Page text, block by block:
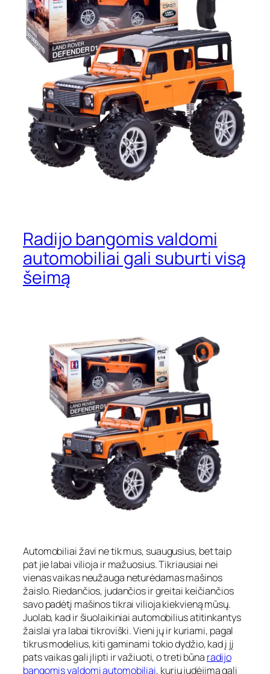
Radijo bangomis valdomi
automobiliai gali suburti visą
šeimą
Automobiliai žavi ne tik mus, suaugusius, bet taip
pat jie labai vilioja ir mažuosius. Tikriausiai nei
vienas vaikas neužauga neturėdamas mašinos
žaislo. Riedančios, judančios ir greitai keičiančios
savo padėtį mašinos tikrai vilioja kiekvieną mūsų.
Juolab, kad ir šiuolaikiniai automobilius atitinkantys
žaislai yra labai tikroviški. Vieni jų ir kuriami, pagal
tikrus modelius, kiti gaminami tokio dydžio, kad į jį
pats vaikas gali įlipti ir važiuoti, o treti būna radijo
bangomis valdomi automobiliai, kurių judėjimą gali